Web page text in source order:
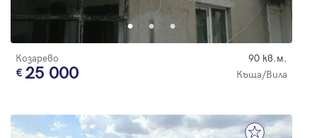
Козарево 90 кв.м.
25 000 Къща/Вила